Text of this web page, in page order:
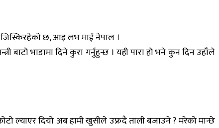
जिस्किरहेको छ, आइ लभ माई नेपाल ।
भाडामा दिने कुरा गर्नुहुन्छ । यही पारा हो भने कुन दिन उहाँले
ल्याएर दियो अब हामी खुसीले उफ्रदै ताली बजाउने ? मरेको मान्छे